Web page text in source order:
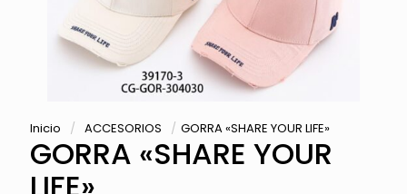
Inicio / ACCESORIOS / GORRA «SHARE YOUR LIFE»
GORRA «SHARE YOUR